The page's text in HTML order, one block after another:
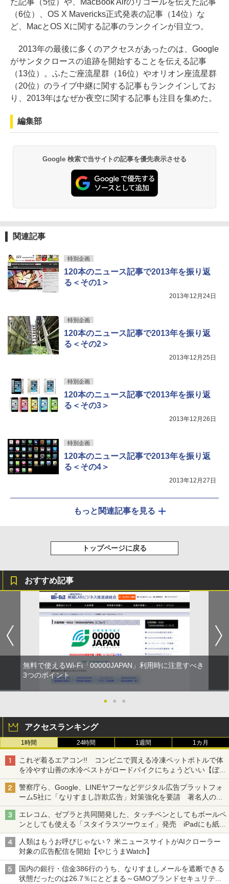
（6位）、OS X Mavericks正式発表の記事（14位）な
ど、MacとOS Xに関する記事のランクインが目立つ。
2013年の最後に多くのアクセスがあったのは、Google
がサンタクロースの追跡を開始することを伝える記事
（13位）。ふたご座流星群（16位）やオリオン座流星群
（20位）のライブ中継に関する記事もランクインしてお
り、2013年はなぜか夜空に関する記事も注目を集めた。
編集部
Google 検索で当サイトの記事を優先表示させる
関連記事
特別企画
120本のニュース記事で2013年を振り返
る＜その1＞
2013年12月24日
特別企画
120本のニュース記事で2013年を振り返
る＜その2＞
2013年12月25日
特別企画
120本のニュース記事で2013年を振り返
る＜その3＞
2013年12月26日
特別企画
120本のニュース記事で2013年を振り返
る＜その4＞
2013年12月27日
もっと関連記事を見る
トップページに戻る
おすすめ記事
無料で使えるWi-Fi「00000JAPAN」利用時に注意すべき
3つのポイント
● ● ●
アクセスランキング
1時間 24時間 1週間 1カ月
これぞ着るエアコン!! コンビニで買える冷凍ペットボトルで体
を冷やす山善の水冷ベストがロードバイクにちょうどいい【ぼっ
ち・ざ・ろーど！その14】【空いた時間でなにしてる？】
警察庁ら、Google、LINEヤフーなどデジタル広告プラットフォ
ーム5社に「なりすまし詐欺広告」対策強化を要請 著名人の写
真や映像を使った投資詐欺などへの対策として
エレコム、ゼブラと共同開発した、タッチペンとしてもボールペ
ンとしても使える「スタイラスツーウェイ」発売 iPadにも紙に
も、持ち替えずに書き込める
人類はもうお呼びじゃない？ 米ニュースサイトがAIクローラー
対象の広告配信を開始【やじうまWatch】
国内の銀行・信金386行のうち、なりすましメールを遮断できる
状態だったのは26.7％にとどまる～GMOブランドセキュリティ